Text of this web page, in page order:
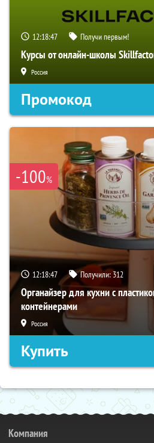
12:18:46 Получи первым!
Курсы от онлайн-школы
Россия
Промокод
-100%
12:18:46 Получили: 312
Органайзер для кухни с
контейнерами
Россия
Купить
Компания